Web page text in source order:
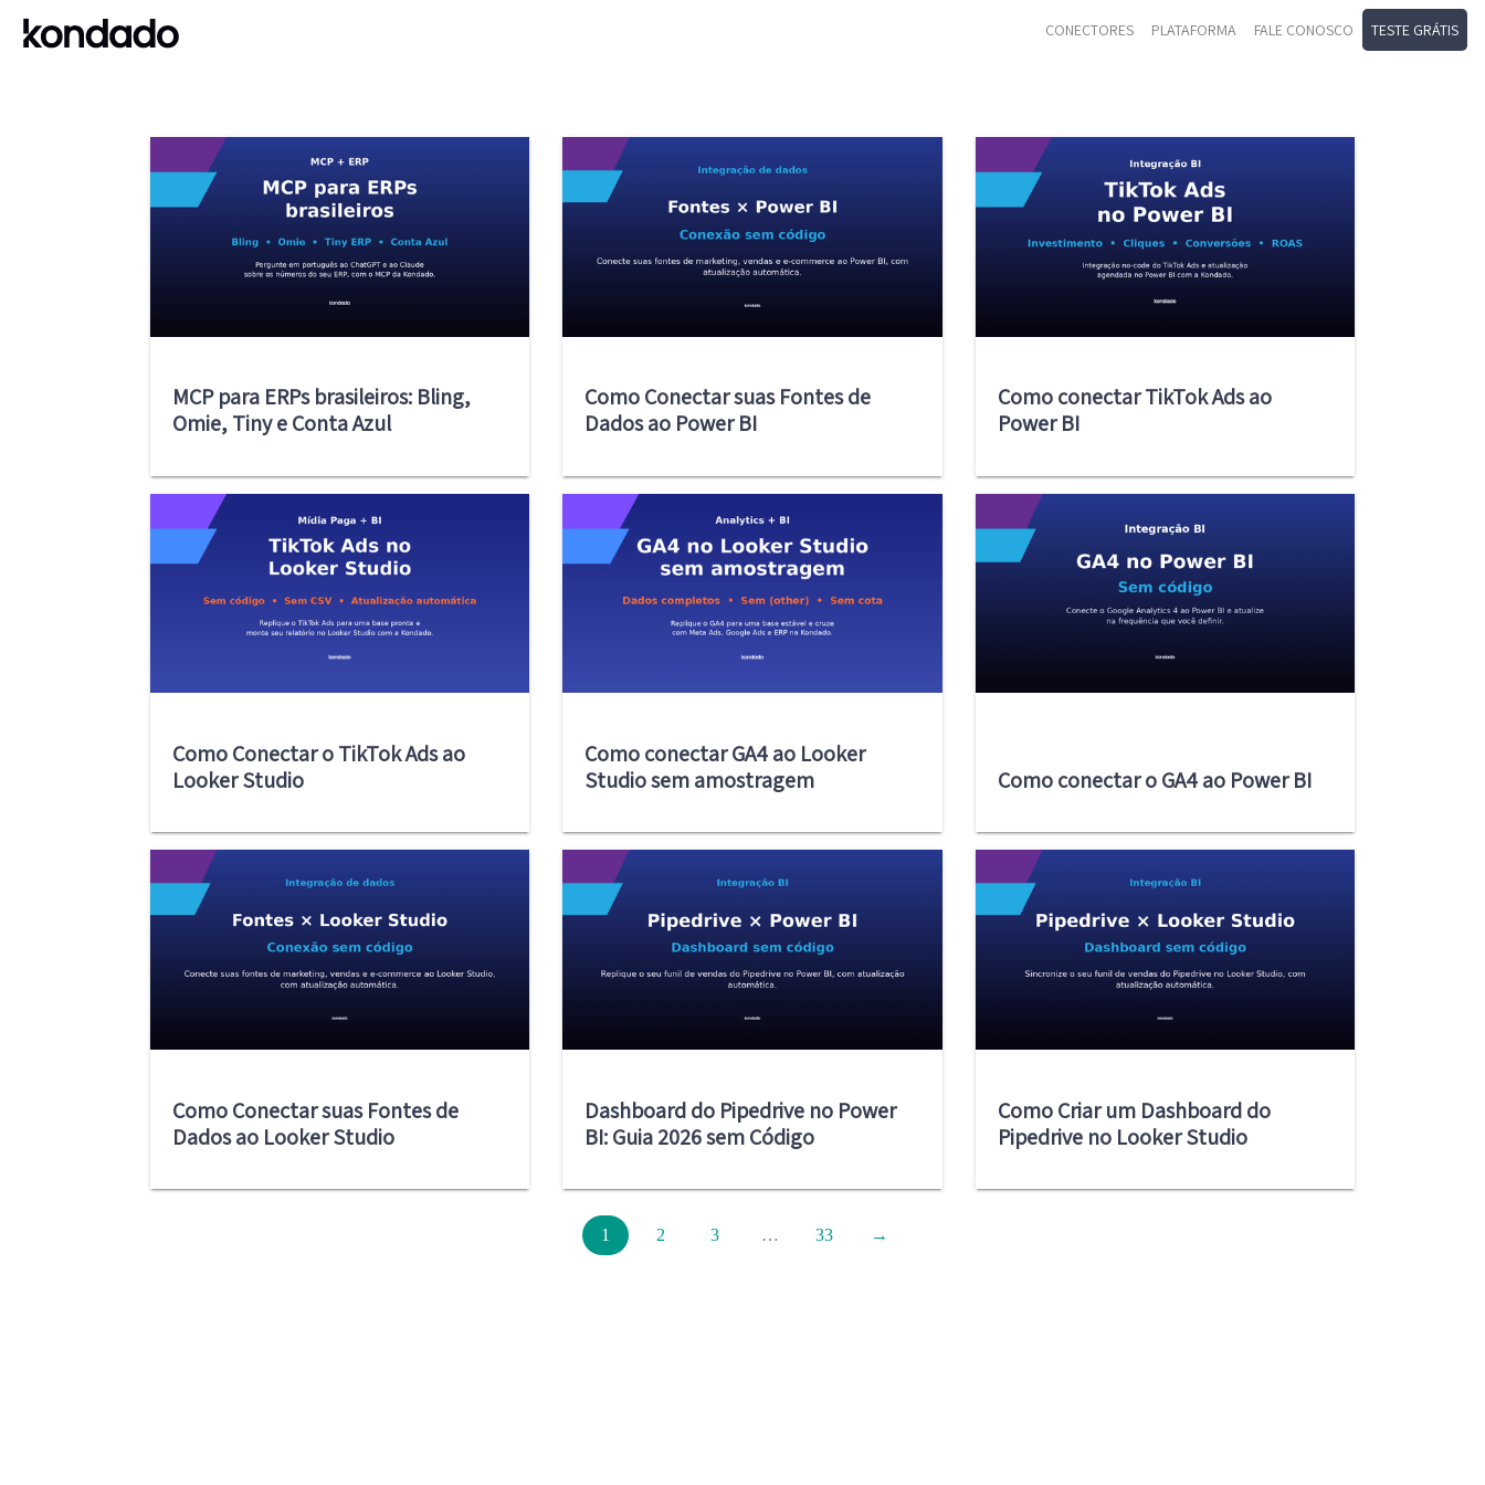
CONECTORES PLATAFORMA FALE CONOSCO TESTE GRÁTIS
MCP para ERPs brasileiros: Bling,
Omie, Tiny e Conta Azul
Como Conectar suas Fontes de
Dados ao Power BI
Como conectar TikTok Ads ao
Power BI
Como Conectar o TikTok Ads ao
Looker Studio
Como conectar GA4 ao Looker
Studio sem amostragem
Como conectar o GA4 ao Power BI
Como Conectar suas Fontes de
Dados ao Looker Studio
Dashboard do Pipedrive no Power
BI: Guia 2026 sem Código
Como Criar um Dashboard do
Pipedrive no Looker Studio
1 2 3 … 33 →